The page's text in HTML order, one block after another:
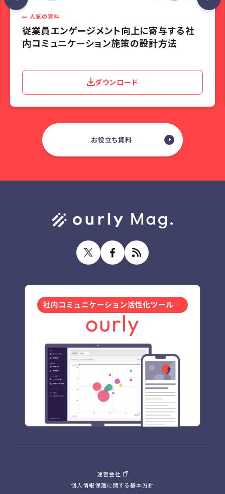
人気の資料
従業員エンゲージメント向上に寄与する社
内コミュニケーション施策の設計方法
ダウンロード
お役立ち資料
運営会社
個人情報保護に関する基本方針